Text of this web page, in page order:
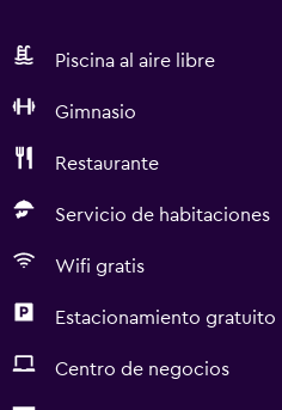
Piscina al aire libre
Gimnasio
Restaurante
Servicio de habitaciones
Wifi gratis
Estacionamiento gratuito
Centro de negocios